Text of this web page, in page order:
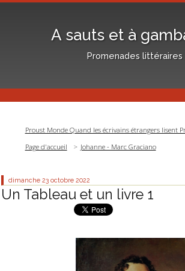
A sauts et à
Promenades littéraires
Proust Monde Quand les écrivains étrangers lisent
Page d'accueil
Johanne - Marc Graciano
dimanche 23 octobre 2022
Un Tableau et un livre 1